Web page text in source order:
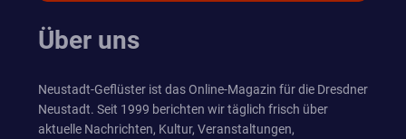
Über uns
Neustadt-Geflüster ist das Online-Magazin für die Dresdner
Neustadt. Seit 1999 berichten wir täglich frisch über
aktuelle Nachrichten, Kultur, Veranstaltungen,